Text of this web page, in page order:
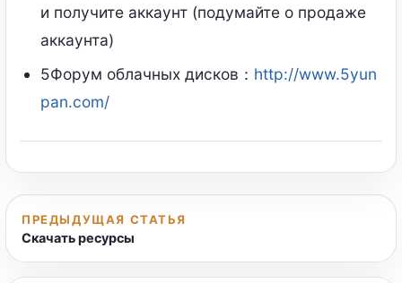
и получите аккаунт (подумайте о продаже
аккаунта)
5Форум облачных дисков： http://www.5yun
pan.com/
ПРЕДЫДУЩАЯ СТАТЬЯ
Скачать ресурсы